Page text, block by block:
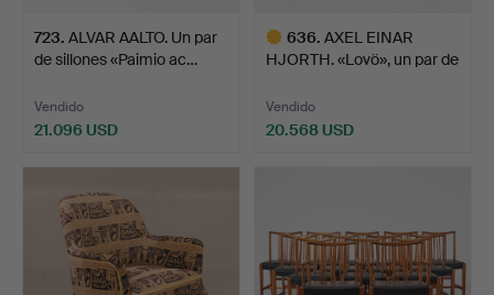
723. ALVAR AALTO. Un par
de sillones «Paimio ac…
Vendido
21.096 USD
636. AXEL EINAR
HJORTH. «Lovö», un par de
Vendido
20.568 USD